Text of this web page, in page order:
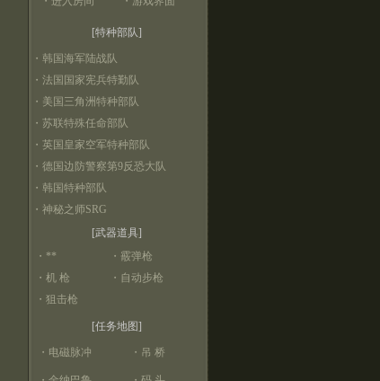
[特种部队]
・ 韩国海军陆战队
・ 法国国家宪兵特勤队
・ 美国三角洲特种部队
・ 苏联特殊任命部队
・ 英国皇家空军特种部队
・ 德国边防警察第9反恐大队
・ 韩国特种部队
・ 神秘之师SRG
[武器道具]
・ ** ・ 霰弹枪
・ 机 枪 ・ 自动步枪
・ 狙击枪
[任务地图]
・ 电磁脉冲 ・ 吊 桥